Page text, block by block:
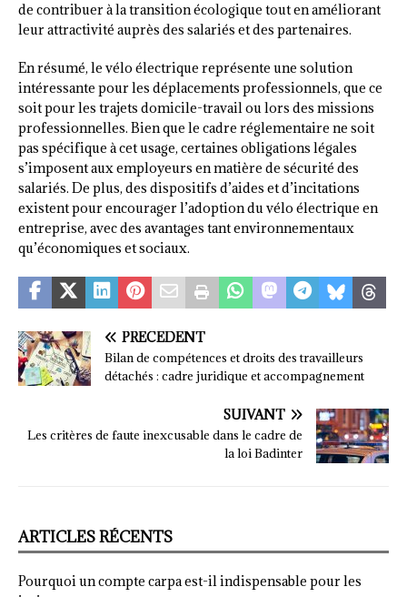
de contribuer à la transition écologique tout en améliorant
leur attractivité auprès des salariés et des partenaires.
En résumé, le vélo électrique représente une solution
intéressante pour les déplacements professionnels, que ce
soit pour les trajets domicile-travail ou lors des missions
professionnelles. Bien que le cadre réglementaire ne soit
pas spécifique à cet usage, certaines obligations légales
s’imposent aux employeurs en matière de sécurité des
salariés. De plus, des dispositifs d’aides et d’incitations
existent pour encourager l’adoption du vélo électrique en
entreprise, avec des avantages tant environnementaux
qu’économiques et sociaux.
PRÉCÉDENT
Bilan de compétences et droits des travailleurs
détachés : cadre juridique et accompagnement
SUIVANT
Les critères de faute inexcusable dans le cadre de
la loi Badinter
ARTICLES RÉCENTS
Pourquoi un compte carpa est-il indispensable pour les